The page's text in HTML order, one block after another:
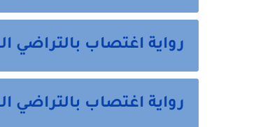
رواية اغتصاب بالتراضي
رواية اغتصاب بالتراضي